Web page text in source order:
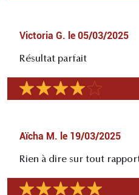
Victoria G. le 05/03/2025
Résultat parfait
Aïcha M. le 19/03/2025
Rien à dire sur tout